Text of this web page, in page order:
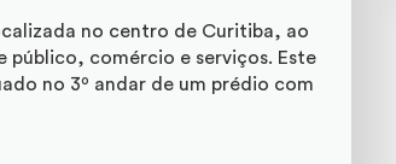
no centro de Curitiba, ao
público, comércio e serviços. Este
no 3º andar de um prédio com